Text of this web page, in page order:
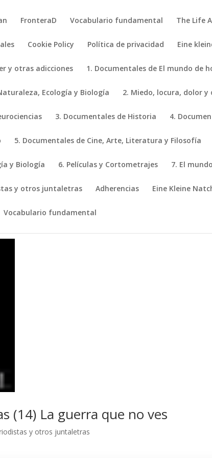
FronteraD Vocabulario fundamental The Life
Cookie Policy Política de privacidad Eine
y otras adicciones 1. Documentales de El mundo de
Ecología y Biología 2. Miedo, locura, dolor
3. Documentales de Historia 4.
5. Documentales de Cine, Arte, Literatura y Filosofía
y Biología 6. Películas y Cortometrajes 7. El
y otros juntaletras Adherencias Eine Kleine
Vocabulario fundamental
(14) La guerra que no ves
y otros juntaletras